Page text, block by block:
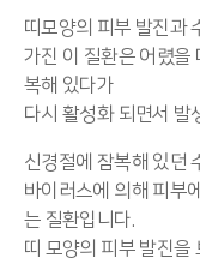
띠모양의 피부 발진과
가진 이 질환은 어렸을
복해 있다가
다시 활성화 되면서 발
신경절에 잠복해 있던
바이러스에 의해 피부
는 질환입니다.
띠 모양의 피부 발진을